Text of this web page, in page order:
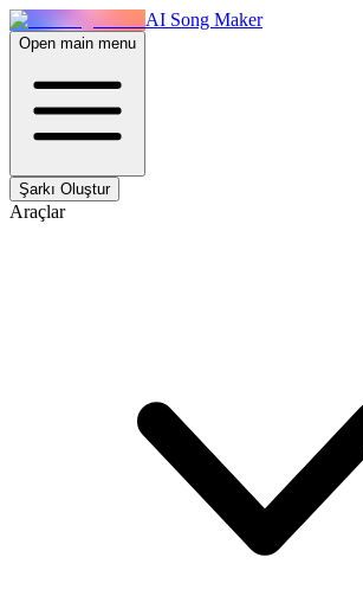
AI Song Maker
Open main menu
Şarkı Oluştur
Araçlar